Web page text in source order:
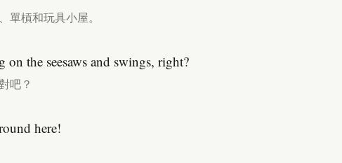
槓和玩具小屋。
the seesaws and swings, right?
吧？
here!